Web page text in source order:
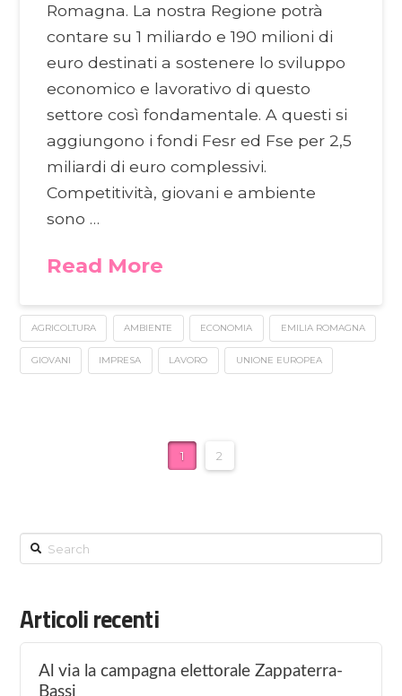
Romagna. La nostra Regione potrà
contare su 1 miliardo e 190 milioni di
euro destinati a sostenere lo sviluppo
economico e lavorativo di questo
settore così fondamentale. A questi si
aggiungono i fondi Fesr ed Fse per 2,5
miliardi di euro complessivi.
Competitività, giovani e ambiente
sono …
Read More
AGRICOLTURA AMBIENTE ECONOMIA EMILIA ROMAGNA
GIOVANI IMPRESA LAVORO UNIONE EUROPEA
1 2
Search
Articoli recenti
Al via la campagna elettorale Zappaterra-
Bassi